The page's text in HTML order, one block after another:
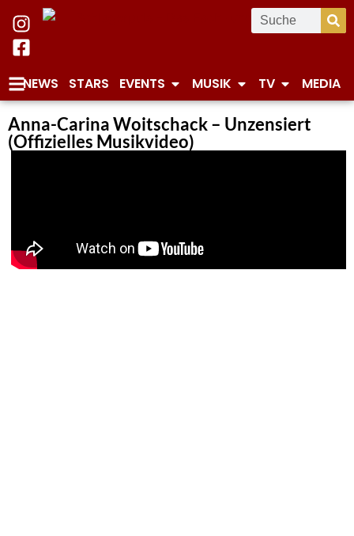
NEWS STARS EVENTS MUSIK TV MEDIA
Anna-Carina Woitschack – Unzensiert
(Offizielles Musikvideo)